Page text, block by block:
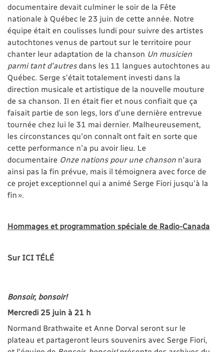
documentaire devait culminer le soir de la Fête
nationale à Québec le 23 juin de cette année. Notre
équipe était en coulisses lundi pour suivre des artistes
autochtones venus de partout sur le territoire pour
chanter leur adaptation de la chanson Un musicien
parmi tant d’autresdans les 11 langues autochtones au
Québec. Serge s’était totalement investi dans la
direction musicale et artistique de la nouvelle mouture
de sa chanson. Il en était fier et nous confiait que ça
faisait partie de son legs, lors d’une dernière entrevue
tournée chez lui le 31 mai dernier. Malheureusement,
les circonstances qu'on connaît ont fait en sorte que
cette performance n’a pu avoir lieu. Le
documentaire Onze nations pour une chanson n’aura
ainsi pas la fin prévue, mais il témoignera avec force de
ce projet exceptionnel qui a animé Serge Fiori jusqu’à la
fin ».
Hommages et programmation spéciale de Radio-Canada
Sur ICI TÉLÉ
Bonsoir, bonsoir!
Mercredi 25 juin à 21 h
Normand Brathwaite et Anne Dorval seront sur le
plateau et partageront leurs souvenirs avec Serge Fiori,